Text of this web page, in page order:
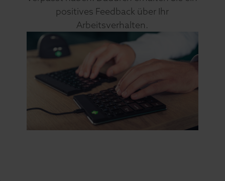
positives Feedback über Ihr
Arbeitsverhalten.